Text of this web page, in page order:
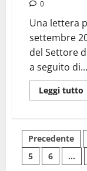
0
Una lettera
settembre
del Settore
a seguito di...
Leggi tutto
Precedente
5
6 …